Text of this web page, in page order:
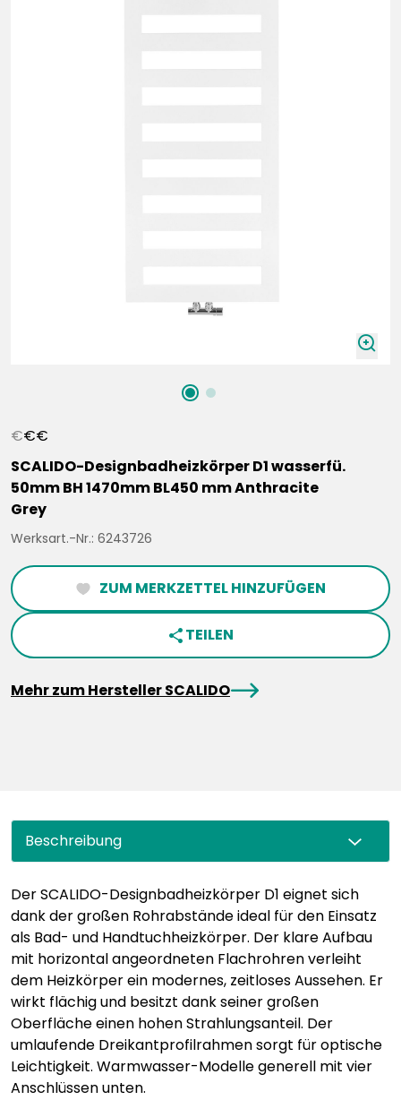
zoomIn
€€€
SCALIDO-Designbadheizkörper D1 wasserfü.
50mm BH 1470mm BL450 mm Anthracite
Grey
Werksart.-Nr.: 6243726
heartFilled ZUM MERKZETTEL HINZUFÜGEN
share TEILEN
Mehr zum Hersteller SCALIDOarrowRight
Beschreibung
Der SCALIDO-Designbadheizkörper D1 eignet sich
dank der großen Rohrabstände ideal für den Einsatz
als Bad- und Handtuchheizkörper. Der klare Aufbau
mit horizontal angeordneten Flachrohren verleiht
dem Heizkörper ein modernes, zeitloses Aussehen. Er
wirkt flächig und besitzt dank seiner großen
Oberfläche einen hohen Strahlungsanteil. Der
umlaufende Dreikantprofilrahmen sorgt für optische
Leichtigkeit. Warmwasser-Modelle generell mit vier
Anschlüssen unten.